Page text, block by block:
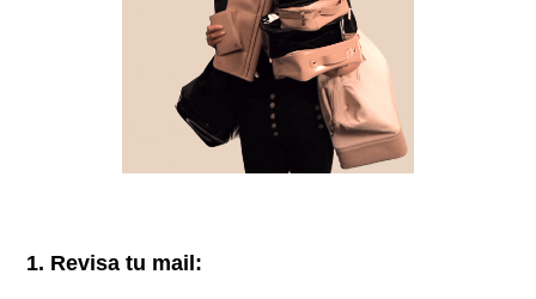
1. Revisa tu mail: